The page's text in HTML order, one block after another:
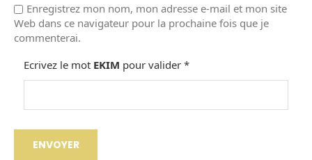
Enregistrez mon nom, mon adresse e-mail et mon site
Web dans ce navigateur pour la prochaine fois que je
commenterai.
Ecrivez le mot EKIM pour valider *